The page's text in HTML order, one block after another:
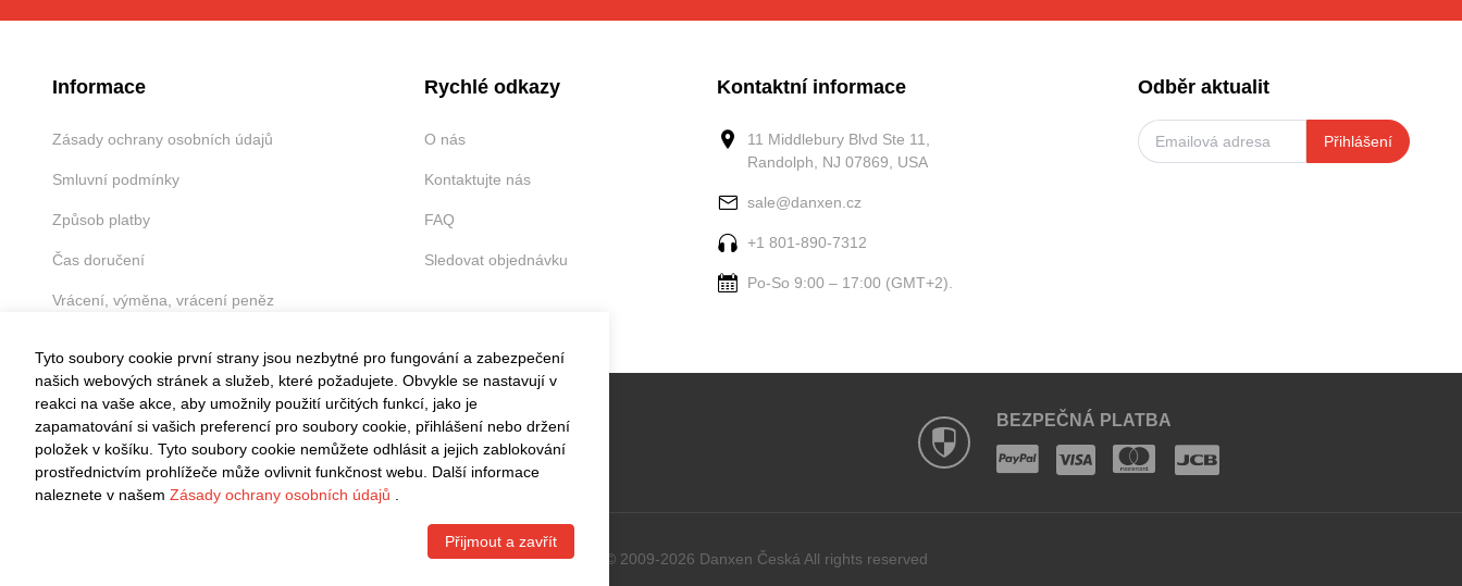
Informace
Zásady ochrany osobních údajů
Smluvní podmínky
Způsob platby
Čas doručení
Vrácení, výměna, vrácení peněz
Rychlé odkazy
O nás
Kontaktujte nás
FAQ
Sledovat objednávku
Kontaktní informace
11 Middlebury Blvd Ste 11,
Randolph, NJ 07869, USA
sale@danxen.cz
+1 801-890-7312
Po-So 9:00 – 17:00 (GMT+2).
Odběr aktualit
Přihlášení
VRÁCENÍ ZDARMA
Snadné vrácení do 30 dnů
BEZPEČNÁ PLATBA
Copyright © 2009-2026 Danxen Česká All rights reserved
Tyto soubory cookie první strany jsou nezbytné pro fungování a zabezpečení
našich webových stránek a služeb, které požadujete. Obvykle se nastavují v
reakci na vaše akce, aby umožnily použití určitých funkcí, jako je
zapamatování si vašich preferencí pro soubory cookie, přihlášení nebo držení
položek v košíku. Tyto soubory cookie nemůžete odhlásit a jejich zablokování
prostřednictvím prohlížeče může ovlivnit funkčnost webu. Další informace
naleznete v našem Zásady ochrany osobních údajů
Přijmout a zavřít